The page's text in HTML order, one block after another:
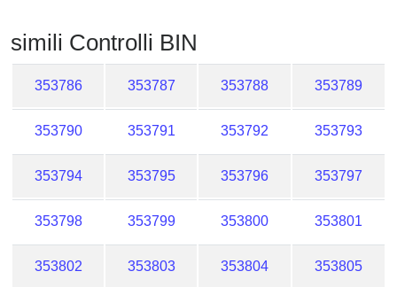
simili Controlli BIN
353786 353787 353788 353789
353790 353791 353792 353793
353794 353795 353796 353797
353798 353799 353800 353801
353802 353803 353804 353805